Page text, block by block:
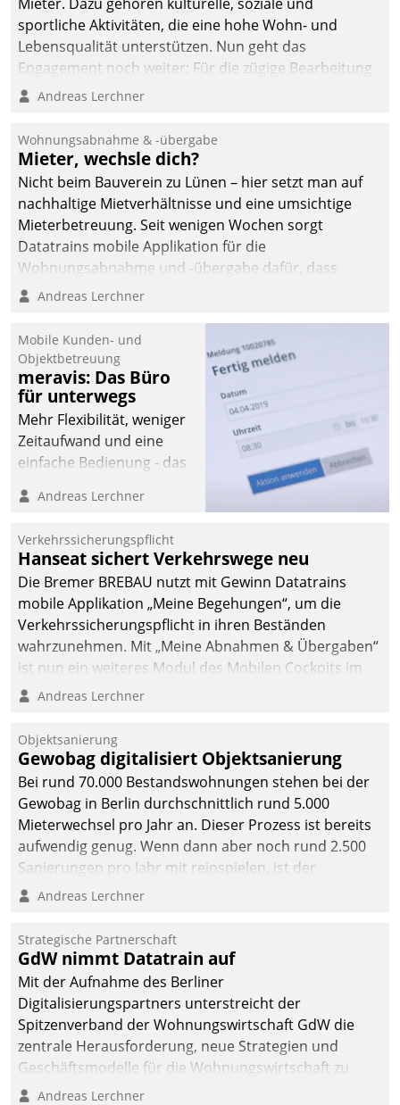
sportliche Aktivitäten, die eine hohe Wohn- und
Lebensqualität unterstützen. Nun geht das
Engagement noch weiter: Für die zügige Bearbeitung
von Beschwerden – oder Lob – richtet das
und Beschwerde-Management einen eigenen Kanal
ein.
Andreas Lerchner
Wohnungsabnahme & -übergabe
Mieter, wechsle dich?
Nicht beim Bauverein zu Lünen – hier setzt man auf
nachhaltige Mietverhältnisse und eine umsichtige
Mieterbetreuung. Seit wenigen Wochen sorgt
Datatrains mobile Applikation für die
Wohnungsabnahme und -übergabe dafür, dass
Mieter wohlgeordnet kommen und, so es sein muss,
Andreas Lerchner
Mobile Kunden- und
Objektbetreuung
meravis: Das Büro
für unterwegs
Mehr Flexibilität, weniger
Zeitaufwand und eine
einfache Bedienung - das
Cockpit für mobile
Datatrain. Die meravis
Wohnungsbau- und
Immobilien GmbH hat
sich dabei für den Betrieb
der Lösung über die SAP
Cloud Platform
entschieden - als erstes
Unternehmen am
Andreas Lerchner
Verkehrssicherungspflicht
Hanseat sichert Verkehrswege neu
Die Bremer BREBAU nutzt mit Gewinn Datatrains
mobile Applikation „Meine Begehungen“, um die
Verkehrssicherungspflicht in ihren Beständen
wahrzunehmen. Mit „Meine Abnahmen & Übergaben“
ist nun ein weiteres Modul des Mobilen Cockpits im
Einsatz.
Andreas Lerchner
Objektsanierung
Gewobag digitalisiert Objektsanierung
Bei rund 70.000 Bestandswohnungen stehen bei der
Gewobag in Berlin durchschnittlich rund 5.000
Mieterwechsel pro Jahr an. Dieser Prozess ist bereits
aufwendig genug. Wenn dann aber noch rund 2.500
Sanierungen pro Jahr mit reinspielen, ist der
Betreuungs- und Organisationsaufwand immens. Im
kommunale Wohnungsbauunternehmen daher
gemeinsam mit der Berliner Datatrain GmbH den
Teilprozess der Objektsanierung digitalisiert.
Andreas Lerchner
Strategische Partnerschaft
GdW nimmt Datatrain auf
Mit der Aufnahme des Berliner
Digitalisierungspartners unterstreicht der
Spitzenverband der Wohnungswirtschaft GdW die
zentrale Herausforderung, neue Strategien und
Geschäftsmodelle für die Wohnungswirtschaft zu
entwickeln.
Andreas Lerchner